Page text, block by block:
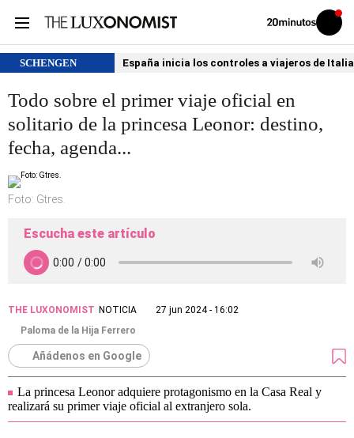
Volver
Iniciar
sesión
SCHENGEN España inicia los controles a viajeros de
Todo sobre el primer viaje oficial en
solitario de la princesa Leonor: destino,
fecha, agenda...
Foto: Gtres.
Escucha este artículo
THE LUXONOMIST NOTICIA
27 jun 2024 - 16:02
Paloma de la Hija Ferrero
Añádenos en Google
La princesa Leonor adquiere protagonismo en la Casa Real y
realizará su primer viaje oficial al extranjero sola.